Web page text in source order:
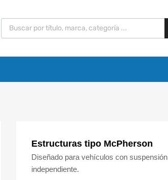
Estructuras tipo McPherson
Diseñado para vehículos con suspensión
independiente.